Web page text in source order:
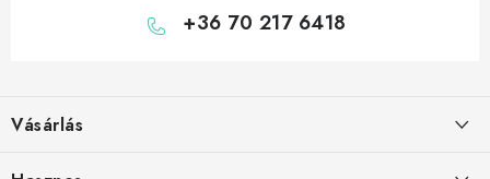
+36 70 217 6418
bVásárlás